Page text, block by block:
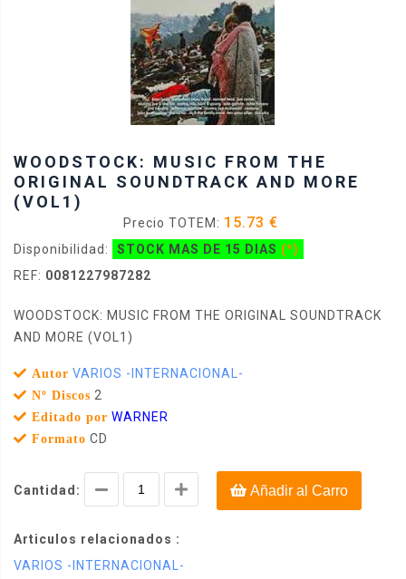
WOODSTOCK: MUSIC FROM THE
ORIGINAL SOUNDTRACK AND MORE
(VOL1)
Precio TOTEM: 15.73 €
Disponibilidad: STOCK MAS DE 15 DIAS (*)
REF: 0081227987282
WOODSTOCK: MUSIC FROM THE ORIGINAL SOUNDTRACK
AND MORE (VOL1)
Autor VARIOS -INTERNACIONAL-
Nº Discos 2
Editado por WARNER
Formato CD
Cantidad: Añadir al Carro
Articulos relacionados :
VARIOS -INTERNACIONAL-